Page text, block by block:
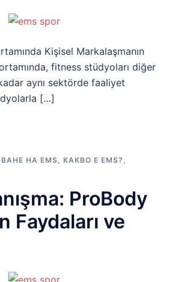
Kişisel Markalaşmanın
fitness stüdyoları diğer
aynı sektörde faaliyet
[…]
НА EMS, КАКВО Е EMS? ,
ProBody
Faydaları ve